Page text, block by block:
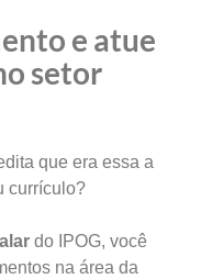
e atue
setor
que era essa a
currículo?
do IPOG, você
na área da